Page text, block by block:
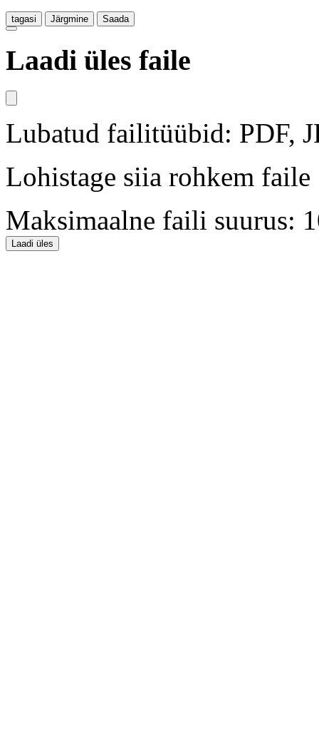
tagasi Järgmine Saada
Laadi üles faile
Lubatud failitüübid: PDF,
Lohistage siia rohkem faile
Maksimaalne faili suurus:
Laadi üles